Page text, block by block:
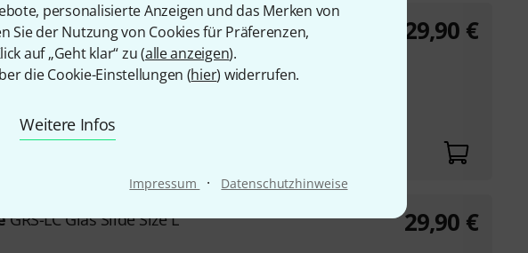
personalisierte Anzeigen und das Merken von
Sie der Nutzung von Cookies für Präferenzen,
auf „Geht klar“ zu (alle anzeigen).
die Cookie-Einstellungen (hier) widerrufen.
Weitere Infos
Impressum · Datenschutzhinweise
GRS-MC Glas Slide Size M
9 - 11
19,5 mm
29,90 €
GRS-LC Glas Slide Size L 29,90 €